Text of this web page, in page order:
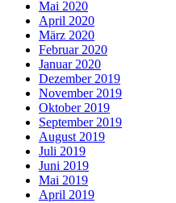
Mai 2020
April 2020
März 2020
Februar 2020
Januar 2020
Dezember 2019
November 2019
Oktober 2019
September 2019
August 2019
Juli 2019
Juni 2019
Mai 2019
April 2019